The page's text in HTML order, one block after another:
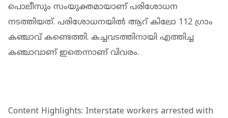
പൊലീസും സംയുക്തമായാണ് പരിശോധന
നടത്തിയത്. പരിശോധനയില്‍ ആറ് കിലോ 112 ഗ്രാം
കഞ്ചാവ് കണ്ടെത്തി. കച്ചവടത്തിനായി എത്തിച്ച
കഞ്ചാവാണ് ഇതെന്നാണ് വിവരം.
Content Highlights: Interstate workers arrested with